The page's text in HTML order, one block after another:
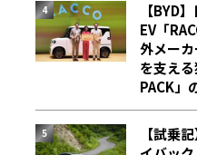
【BYD
EV「
外メー
を支え
PACK」
【試乗